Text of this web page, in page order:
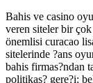
Bahis ve casino
veren siteler bir
önemlisi curacao
sitelerinde ?ans
bahis firmas?ndan
politikas? gere?i;